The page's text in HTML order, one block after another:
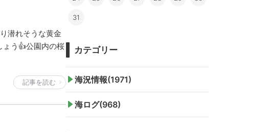
潜れそうな黄金
ょう👍公園内の桜
記事を読む
31
カテゴリー
海況情報(1971)
海ログ(968)